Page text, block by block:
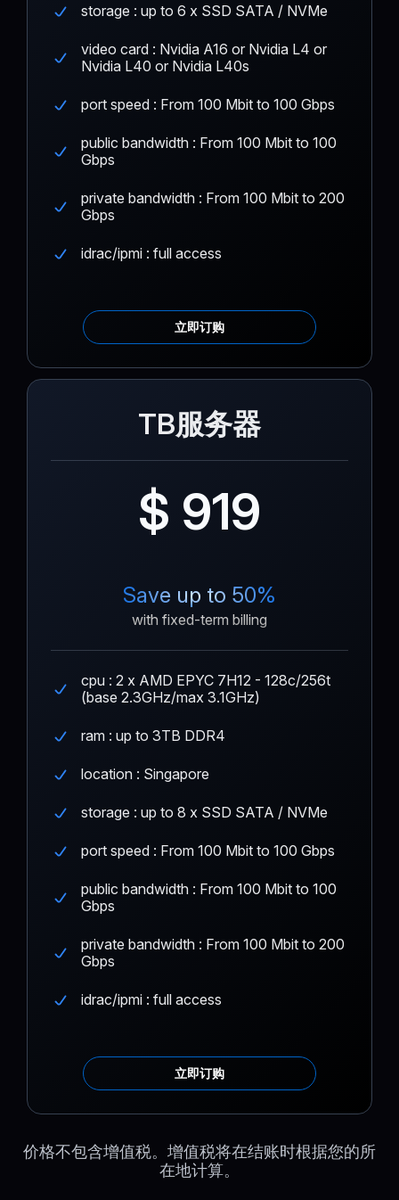
storage : up to 6 x SSD SATA / NVMe
video card : Nvidia A16 or Nvidia L4 or
Nvidia L40 or Nvidia L40s
port speed : From 100 Mbit to 100 Gbps
public bandwidth : From 100 Mbit to 100
Gbps
private bandwidth : From 100 Mbit to 200
Gbps
idrac/ipmi : full access
立即订购
TB服务器
$ 919
Save up to 50%
with fixed-term billing
cpu : 2 x AMD EPYC 7H12 - 128c/256t
(base 2.3GHz/max 3.1GHz)
ram : up to 3TB DDR4
location : Singapore
storage : up to 8 x SSD SATA / NVMe
port speed : From 100 Mbit to 100 Gbps
public bandwidth : From 100 Mbit to 100
Gbps
private bandwidth : From 100 Mbit to 200
Gbps
idrac/ipmi : full access
立即订购
价格不包含增值税。增值税将在结账时根据您的所
在地计算。